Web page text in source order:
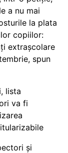
a nu mai
la plata
copiilor:
extrașcolare
spun
lista
va fi
și